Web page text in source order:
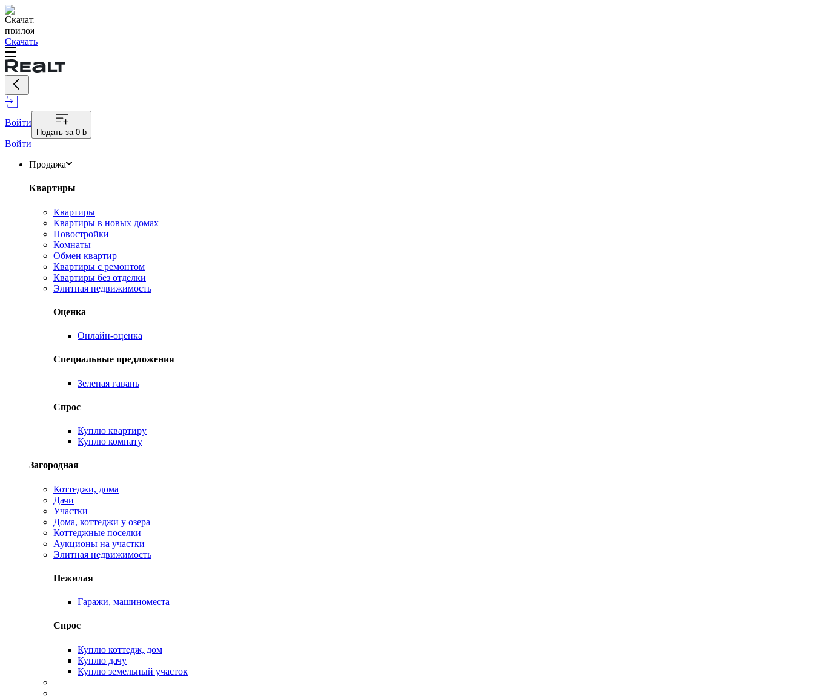
Скачать
Войти
Подать за 0 ƃ
Войти
Продажа
Квартиры
Квартиры
Квартиры в новых домах
Новостройки
Комнаты
Обмен квартир
Квартиры с ремонтом
Квартиры без отделки
Элитная недвижимость
Оценка
Онлайн-оценка
Специальные предложения
Зеленая гавань
Спрос
Куплю квартиру
Куплю комнату
Загородная
Коттеджи, дома
Дачи
Участки
Дома, коттеджи у озера
Коттеджные поселки
Аукционы на участки
Элитная недвижимость
Нежилая
Гаражи, машиноместа
Спрос
Куплю коттедж, дом
Куплю дачу
Куплю земельный участок